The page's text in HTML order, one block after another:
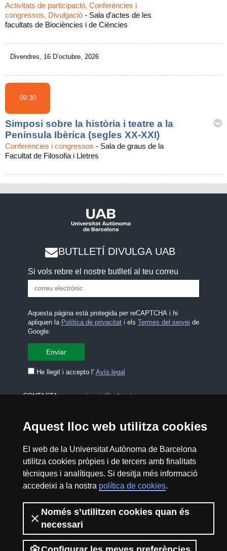
Aquest lloc web utilitza cookies
El web de la Universitat Autònoma de Barcelona
utilitza cookies pròpies i de tercers amb finalitats
tècniques i analítiques. Si desitja més informació
accedeixi a la nostra política de cookies.
Només s’utilitzen cookies quan és
necessari
Activitats de participació, Conferències i
congressos, Divulgació - Sala d'actes de les
facultats de Biociències i de Ciències
Divendres, 16 D’octubre, 2026
09:30
Simposi sobre la història i teatre a la
Península Ibèrica (segles XX-XXI)
Conferències i congressos - Sala de graus de la
Facultat de Filosofia i Lletres
BUTLLETÍ DIVULGA UAB
Si vols rebre el nostre butlletí al teu correu
Aquesta pàgina està protegida per reCAPTCHA i hi
apliquen la Política de privacitati els Termes del servei de
Google.
He llegit i accepto l' Avís legal
CONTACTApremsa.ciencia@uab.cat
Mapa del web UAB
Reconeixement - No Comercial (CC BY NC) -
ISSN: 2014-6388
View low-bandwidth version